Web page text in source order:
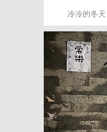
冷冷的冬